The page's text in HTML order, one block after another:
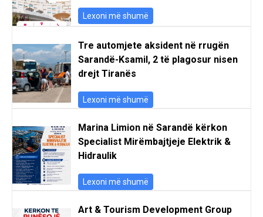
Lexoni më shumë
Tre automjete aksident në rrugën
Sarandë-Ksamil, 2 të plagosur nisen
drejt Tiranës
Lexoni më shumë
Marina Limion në Sarandë kërkon
Specialist Mirëmbajtjeje Elektrik &
Hidraulik
Lexoni më shumë
Art & Tourism Development Group